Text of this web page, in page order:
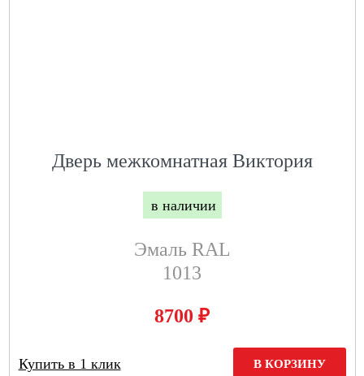
Дверь межкомнатная Виктория
в наличии
Эмаль RAL
1013
8700 ₽
Купить в 1 клик В КОРЗИНУ